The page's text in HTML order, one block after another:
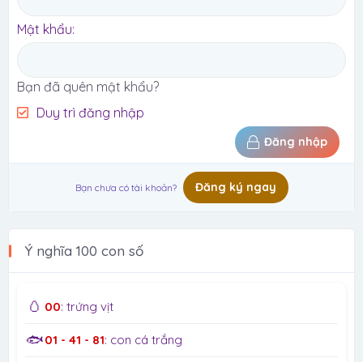
Mật khẩu
Bạn đã quên mật khẩu?
Duy trì đăng nhập
Đăng nhập
Bạn chưa có tài khoản? Đăng ký ngay
Ý nghĩa 100 con số
🥚 00: trứng vịt
🐟01 - 41 - 81: con cá trắng